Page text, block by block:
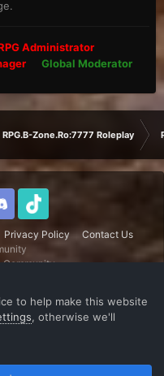
Administrator
Global Moderator
RPG.B-Zone.Ro:7777 Roleplay
Privacy Policy
Contact Us
Community
to help make this website
, otherwise we'll